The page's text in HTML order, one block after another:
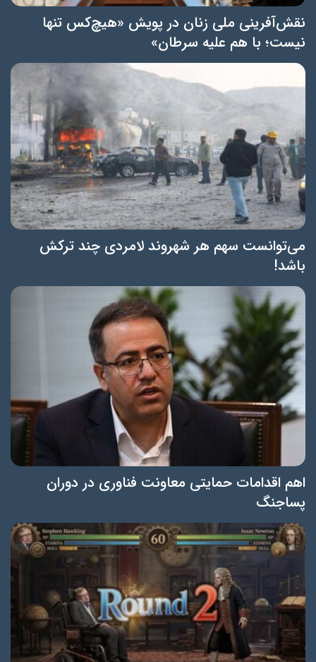
نقش‌آفرینی ملی زنان در پویش «هیچ‌کس تنها
نیست؛ با هم علیه سرطان»
می‌توانست سهم هر شهروند لامردی چند ترکش
باشد!
اهم اقدامات حمایتی معاونت فناوری در دوران
پساجنگ